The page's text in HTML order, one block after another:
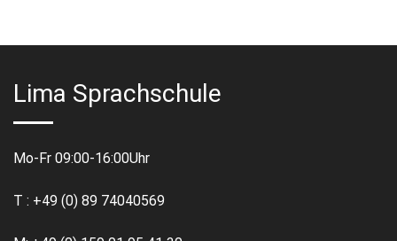
Lima Sprachschule
Mo-Fr 09:00-16:00Uhr
T : +49 (0) 89 74040569